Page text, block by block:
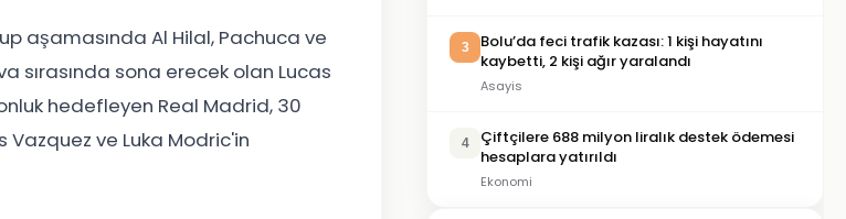
aşamasında Al Hilal, Pachuca ve
sırasında sona erecek olan Lucas
hedefleyen Real Madrid, 30
Vazquez ve Luka Modric'in
3
Bolu’da feci trafik kazası: 1 kişi hayatını
kaybetti, 2 kişi ağır yaralandı
Asayis
4
Çiftçilere 688 milyon liralık destek ödemesi
hesaplara yatırıldı
Ekonomi